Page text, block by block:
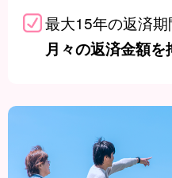
最大15年の返済期
月々の返済金額を